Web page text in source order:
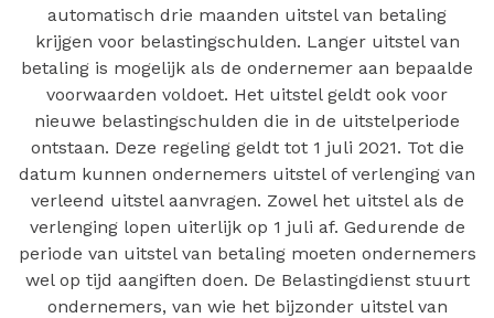
automatisch drie maanden uitstel van betaling
krijgen voor belastingschulden. Langer uitstel van
betaling is mogelijk als de ondernemer aan bepaalde
voorwaarden voldoet. Het uitstel geldt ook voor
nieuwe belastingschulden die in de uitstelperiode
ontstaan. Deze regeling geldt tot 1 juli 2021. Tot die
datum kunnen ondernemers uitstel of verlenging van
verleend uitstel aanvragen. Zowel het uitstel als de
verlenging lopen uiterlijk op 1 juli af. Gedurende de
periode van uitstel van betaling moeten ondernemers
wel op tijd aangiften doen. De Belastingdienst stuurt
ondernemers, van wie het bijzonder uitstel van